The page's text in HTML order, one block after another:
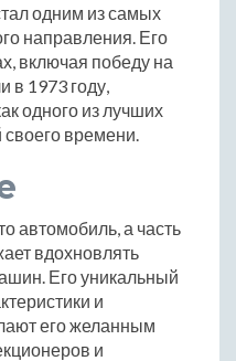
одним из самых
направления. Его
включая победу на
в 1973 году,
одного из лучших
времени.
автомобиль, а часть
вдохновлять
Его уникальный
и
его желанным
и